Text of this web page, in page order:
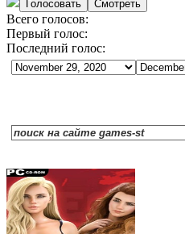
Всего голосов:
Первый голос:
Последний голос: